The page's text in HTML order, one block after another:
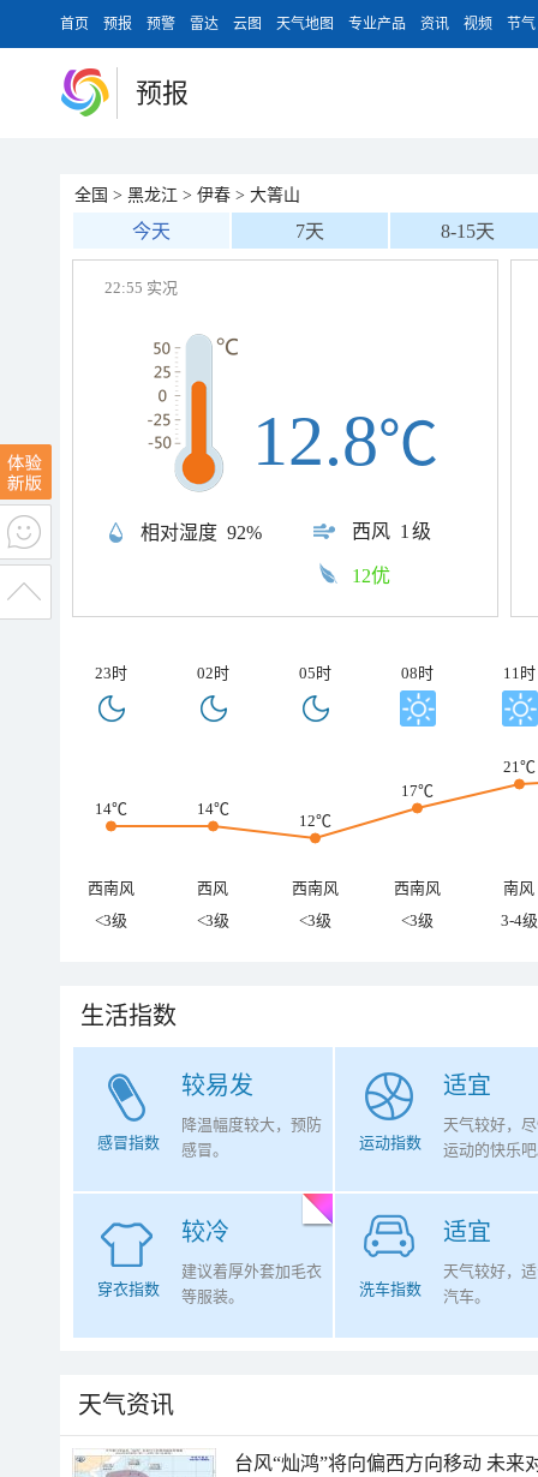
首页 预报 预警 雷达 云图 天气地图 专业产品 资讯 视频 节气
预报
全国 > 黑龙江 > 伊春 > 大箐山
今天 7天 8-15天
22:55 实况
相对湿度 92% 西风 1级
12.8℃
12优
23时 02时 05时 08时 11时
14℃ 14℃
12℃
17℃
21℃
西南风 西风 西南风 西南风
南风
<3级
<3级 <3级 <3级 3-4级
生活指数
较易发
感冒指数
降温幅度较大，预防
感冒。
适宜
运动指数
天气较好，
运动的快乐
较冷
穿衣指数
建议着厚外套加毛衣
等服装。
适宜
洗车指数
天气较好，
汽车。
天气资讯
台风“灿鸿”将向偏西方向移动 未来